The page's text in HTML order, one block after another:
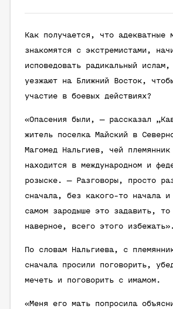
Как получается, что адекватные
знакомятся с экстремистами,
исповедовать радикальный
уезжают на Ближний Восток,
участие в боевых действиях?
«Опасения были, — рассказал
житель поселка Майский в
Магомед Нальгиев, чей племянник
находится в международном и
розыске. — Разговоры, просто
сначала, без какого-то начала
самом зародыше это задавить, то
наверное, всего этого избежать».
По словам Нальгиева, с
сначала просили поговорить,
мечеть и поговорить с имамом.
«Меня его мать попросила